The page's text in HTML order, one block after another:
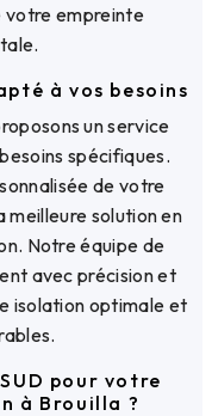
votre empreinte
à vos besoins
un service
spécifiques.
de votre
solution en
Notre équipe de
avec précision et
isolation optimale et
pour votre
à Brouilla ?